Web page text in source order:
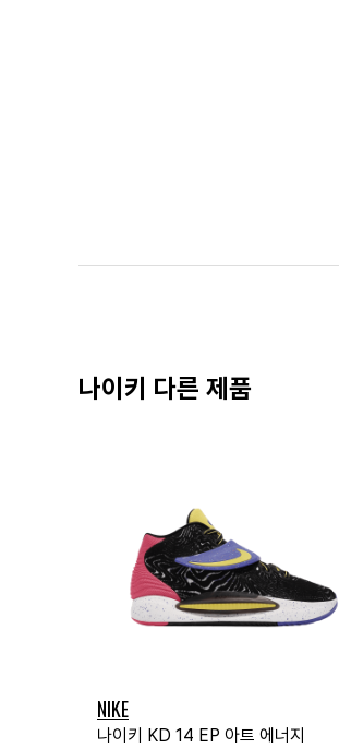
나이키 다른 제품
NIKE
나이키 KD 14 EP 아트 에너지